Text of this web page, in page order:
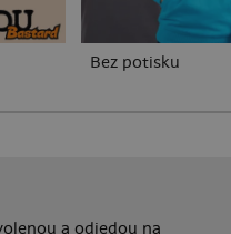
Bez potisku
a odjedou na